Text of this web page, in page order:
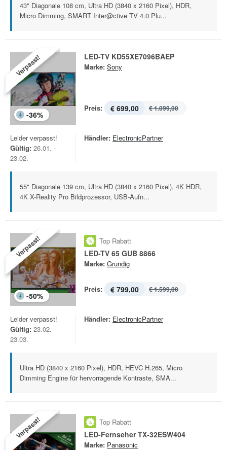
43" Diagonale 108 cm, Ultra HD (3840 x 2160 Pixel), HDR,
Micro Dimming, SMART Inter@ctive TV 4.0 Plu...
Verpasst!
-36%
LED-TV KD55XE7096BAEP
Marke: Sony
Preis: € 699,00 € 1.099,00
Leider verpasst!
Gültig: 26.01. -
23.02.
Händler: ElectronicPartner
55" Diagonale 139 cm, Ultra HD (3840 x 2160 Pixel), 4K HDR,
4K X-Reality Pro Bildprozessor, USB-Aufn...
Verpasst!
-50%
Top Rabatt
LED-TV 65 GUB 8866
Marke: Grundig
Preis: € 799,00 € 1.599,00
Leider verpasst!
Gültig: 23.02. -
23.03.
Händler: ElectronicPartner
Ultra HD (3840 x 2160 Pixel), HDR, HEVC H.265, Micro
Dimming Engine für hervorragende Kontraste, SMA...
Verpasst! Top Rabatt
LED-Fernseher TX-32ESW404
Marke: Panasonic